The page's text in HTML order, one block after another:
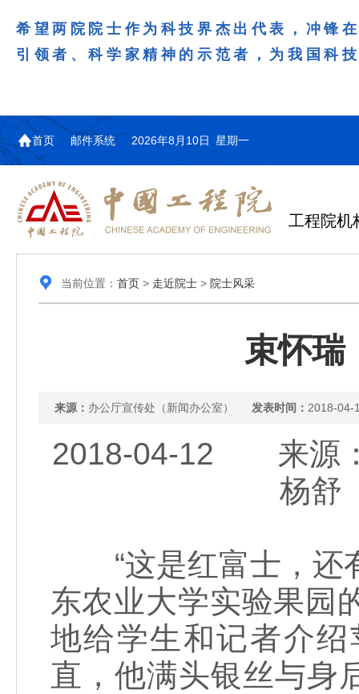
希望两院院士作为科技界杰出代表，冲锋
引领者、科学家精神的示范者，为我国科
首页 邮件系统 2026年8月10日 星期一
工程院机
当前位置： 首页> 走近院士> 院士风采
束怀瑞
来源： 办公厅宣传处（新闻办公室） 发表时间： 2018-04-
2018-04-12 来源
杨
“这是红富士，还
东农业大学实验果园
地给学生和记者介
直，他满头银丝与身